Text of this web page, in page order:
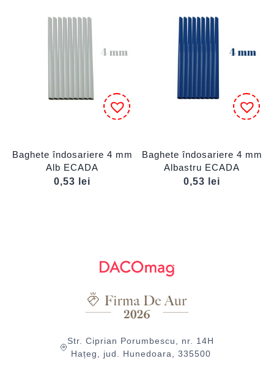
Baghete îndosariere 4 mm
Alb ECADA
0,53
lei
Baghete îndosariere 4 mm
Albastru ECADA
0,53
lei
Str. Ciprian Porumbescu, nr. 14H
Hațeg, jud. Hunedoara, 335500